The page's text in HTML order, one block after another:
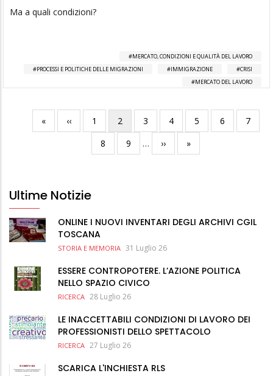
Ma a quali condizioni?
MERCATO, CONDIZIONI E QUALITÀ DEL LAVORO
PROCESSI E POLITICHE DELLE MIGRAZIONI
IMMIGRAZIONE
CRISI
MERCATO DEL LAVORO
Paginazione
Prima
pagina
«
Pagina
precedente
‹‹ Pagina
1
Pagina
attuale
2 Pagina
3 Pagina
4 Pagina
5 Pagina
6 Pagina
7
Pagina
8 Pagina
9 …
Pagina
successiva
››
Ultima
pagina
»
Ultime Notizie
ONLINE I NUOVI INVENTARI DEGLI ARCHIVI CGIL
TOSCANA
STORIA E MEMORIA 31 Luglio 26
ESSERE CONTROPOTERE. L’AZIONE POLITICA
NELLO SPAZIO CIVICO
RICERCA 28 Luglio 26
LE INACCETTABILI CONDIZIONI DI LAVORO DEI
PROFESSIONISTI DELLO SPETTACOLO
RICERCA 27 Luglio 26
SCARICA L'INCHIESTA RLS